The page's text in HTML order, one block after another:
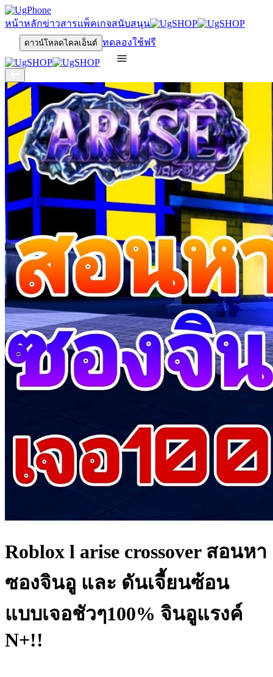
หน้าหลักข่าวสารแพ็คเกจสนับสนุน
ดาวน์โหลดไคลเอ็นต์ ทดลองใช้ฟรี
Roblox l arise crossover สอนหา
ซองจินอู และ ดันเจี้ยนซ้อน
แบบเจอชัวๆ100% จินอูแรงค์
N+!!